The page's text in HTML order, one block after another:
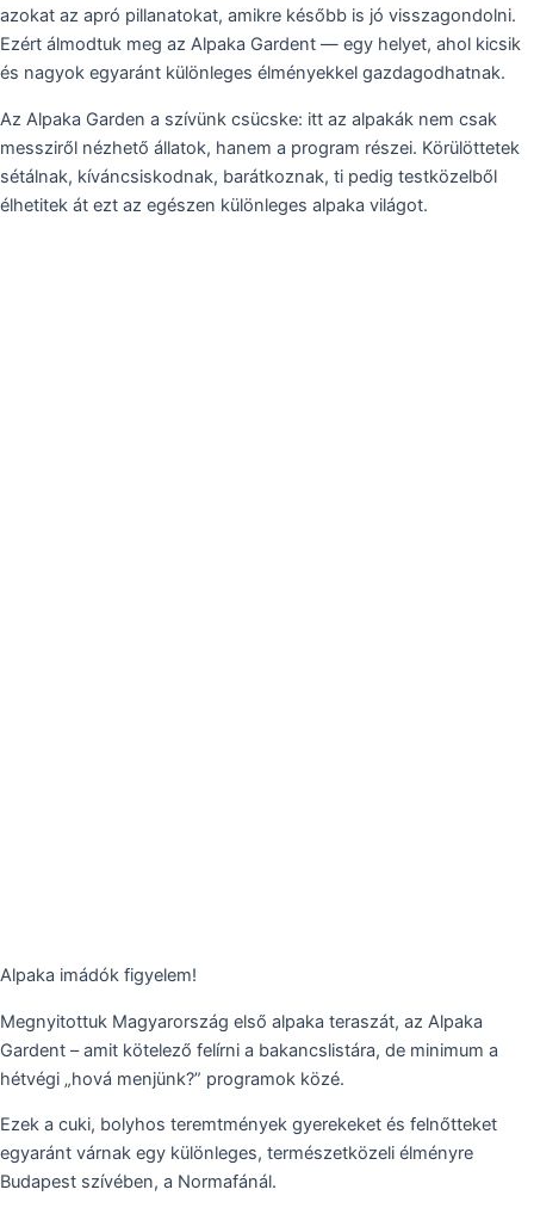
azokat az apró pillanatokat, amikre később is jó visszagondolni.
Ezért álmodtuk meg az Alpaka Gardent — egy helyet, ahol kicsik
és nagyok egyaránt különleges élményekkel gazdagodhatnak.
Az Alpaka Garden a szívünk csücske: itt az alpakák nem csak
messziről nézhető állatok, hanem a program részei. Körülöttetek
sétálnak, kíváncsiskodnak, barátkoznak, ti pedig testközelből
élhetitek át ezt az egészen különleges alpaka világot.
Alpaka imádók figyelem!
Megnyitottuk Magyarország első alpaka teraszát, az Alpaka
Gardent – amit kötelező felírni a bakancslistára, de minimum a
hétvégi „hová menjünk?” programok közé.
Ezek a cuki, bolyhos teremtmények gyerekeket és felnőtteket
egyaránt várnak egy különleges, természetközeli élményre
Budapest szívében, a Normafánál.